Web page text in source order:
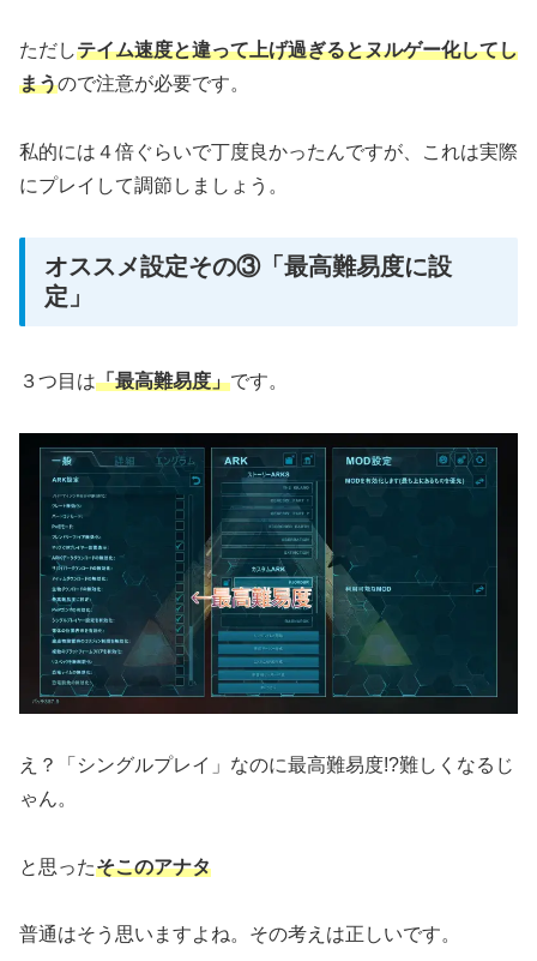
ただしテイム速度と違って上げ過ぎるとヌルゲー化してし
まうので注意が必要です。
私的には４倍ぐらいで丁度良かったんですが、これは実際
にプレイして調節しましょう。
オススメ設定その③「最高難易度に設
定」
３つ目は「最高難易度」です。
え？「シングルプレイ」なのに最高難易度!?難しくなるじ
ゃん。
と思ったそこのアナタ
普通はそう思いますよね。その考えは正しいです。